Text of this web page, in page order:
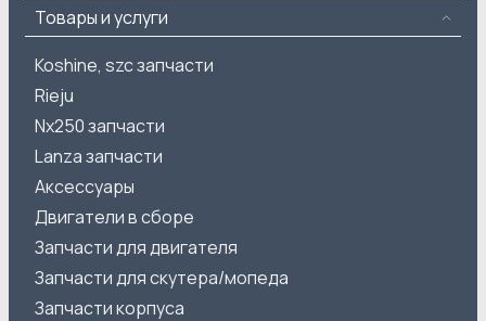
Товары и услуги
Koshine, szc запчасти
Rieju
Nx250 запчасти
Lanza запчасти
Аксессуары
Двигатели в сборе
Запчасти для двигателя
Запчасти для скутера/мопеда
Запчасти корпуса